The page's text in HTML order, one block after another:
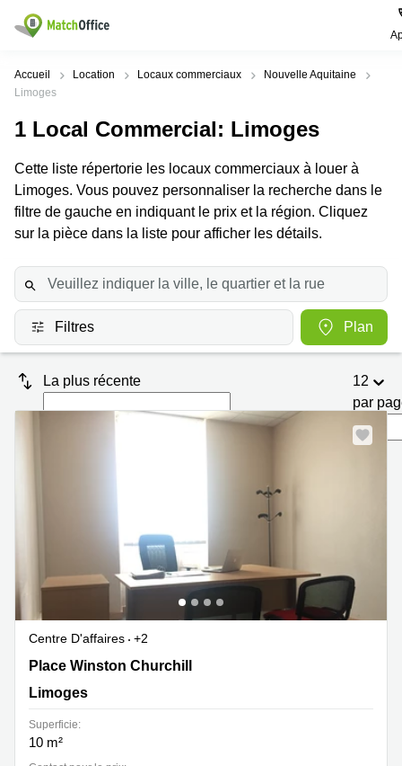
Rechercher / publier
Pages
de
Bureau
Centre
d’affaires
Coworking
Salles
de
réunion
Bureau
virtuel
Villes
Populaires
Paris
Lille
Lyon
Bordeaux
Marseille
Nantes
Toulouse
Nice
Recherches
populaires
Centres
d'affaires
Paris
Location
Lille
Paris
Coworking
Coworking
Marseille
d'affaires
Location
bureaux
Paris
Centre
d'affaires
Aide
Qui sommes-nous?
Publier un local
Connexion
Accueil Location Locaux commerciaux
Nouvelle Aquitaine
Limoges
1 Local Commercial: Limoges
Cette liste répertorie les locaux commerciaux à louer à
Limoges. Vous pouvez personnaliser la recherche dans le
filtre de gauche en indiquant le prix et la région. Cliquez
sur la pièce dans la liste pour afficher les détails.
Filtres Plan
La plus récente
12
par
Centre D'affaires
+2
18 Place Winston Churchill, Limoges
Place Winston Churchill
Limoges
Superficie:
10 m²